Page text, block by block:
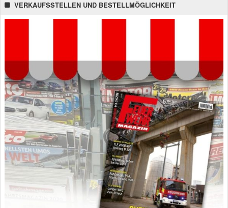
VERKAUFSSTELLEN UND BESTELLMÖGLICHKEIT